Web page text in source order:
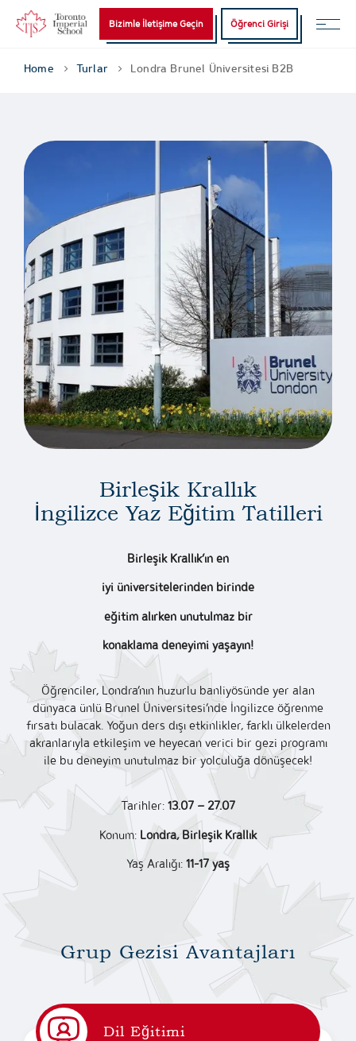
Bizimle İletişime Geçin Öğrenci Girişi
Home Turlar Londra Brunel Üniversitesi B2B
Birleşik Krallık
İngilizce Yaz Eğitim Tatilleri
Birleşik Krallık’ın en
iyi üniversitelerinden birinde
eğitim alırken unutulmaz bir
konaklama deneyimi yaşayın!
Öğrenciler, Londra’nın huzurlu banliyösünde yer alan
dünyaca ünlü Brunel Üniversitesi’nde İngilizce öğrenme
fırsatı bulacak. Yoğun ders dışı etkinlikler, farklı ülkelerden
akranlarıyla etkileşim ve heyecan verici bir gezi programı
ile bu deneyim unutulmaz bir yolculuğa dönüşecek!
Tarihler: 13.07 – 27.07
Konum: Londra, Birleşik Krallık
Yaş Aralığı: 11-17 yaş
Grup Gezisi Avantajları
Dil Eğitimi